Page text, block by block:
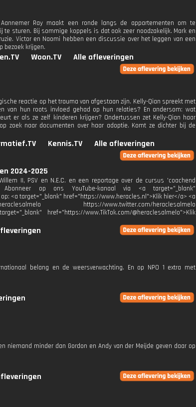
Ray maakt een ronde langs de appartementen om te
sturen. Bij sommige koppels is dat ook zeer noodzakelijk. Mark en
Victor en Naomi hebben een discussie over het leggen van een
bezoek krijgen.
Woon.TV Alle afleveringen
reactie op het trauma van afgestaan zijn. Kelly-Qian spreekt met
van hun roots invloed gehad op hun relaties? En andersom: wat
er als ze zelf kinderen krijgen? Ondertussen zet Kelly-Qian haar
zoek naar documenten over haar adoptie. Komt ze dichter bij de
Kennis.TV Alle afleveringen
2024-2025
II, PSV en N.E.C. en een reportage over de cursus 'coachend
op ons YouTube-kanaal via <a target="_blank"
<a target="_blank" href="https://www.heracles.nl">Klik hier</a> <a
https://www.twitter.com/heraclesalmelo
href="https://www.TikTok.com/@heraclesalmelo">Klik
belang en de weersverwachting. En op NPO 1 extra met
minder dan Gordon en Andy van der Meijde geven daar op